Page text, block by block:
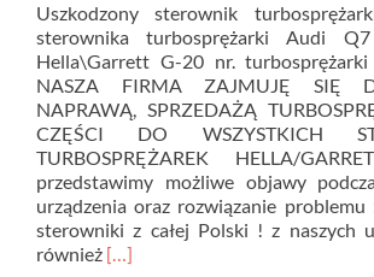
Uszkodzony sterownik
sterownika turbosprężarki Audi
Hella\Garrett G-20 nr. turbosprężarki
NASZA FIRMA ZAJMUJĘ SIĘ
NAPRAWĄ, SPRZEDAŻĄ
CZĘŚCI DO WSZYSTKICH
TURBOSPRĘŻAREK HELLA/
przedstawimy możliwe objawy
urządzenia oraz rozwiązanie problemu
sterowniki z całej Polski ! z naszych
również Read
[…]